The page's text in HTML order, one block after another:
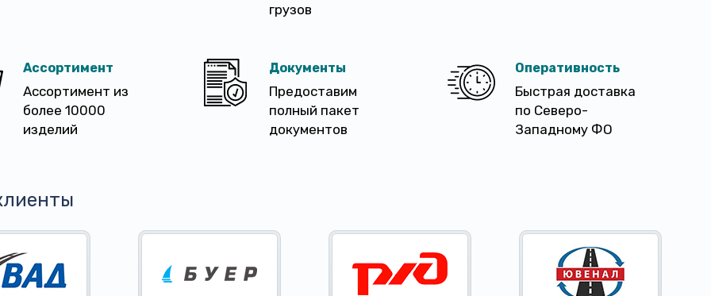
грузов
Ассортимент
Ассортимент из
более 10000
изделий
Документы
Предоставим
полный пакет
документов
Оперативность
Быстрая доставка
по Северо-
Западному ФО